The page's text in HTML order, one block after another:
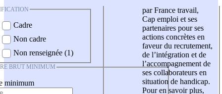
Cadre
Non cadre
Non renseignée (1)
BRUT MINIMUM
minimum
par France travail,
Cap emploi et ses
partenaires pour ses
actions concrètes en
faveur du recrutement,
de l’intégration et de
l’accompagnement de
ses collaborateurs en
situation de handicap.
Pour en savoir plus,